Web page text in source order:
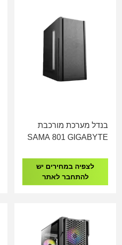
בנדל מערכת מורכבת
SAMA 801 GIGABYTE
DDR4 512GB NVME
לצפיה במחירים יש
להתחבר לאתר